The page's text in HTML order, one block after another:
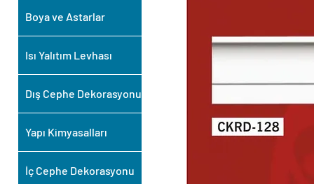
Boya ve Astarlar
Isı Yalıtım Levhası
Dış Cephe Dekorasyonu
Yapı Kimyasalları
İç Cephe Dekorasyonu